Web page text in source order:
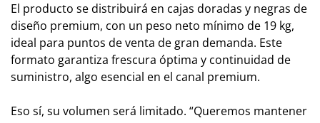
El producto se distribuirá en cajas doradas y negras de
diseño premium, con un peso neto mínimo de 19 kg,
ideal para puntos de venta de gran demanda. Este
formato garantiza frescura óptima y continuidad de
suministro, algo esencial en el canal premium.
Eso sí, su volumen será limitado. “Queremos mantener